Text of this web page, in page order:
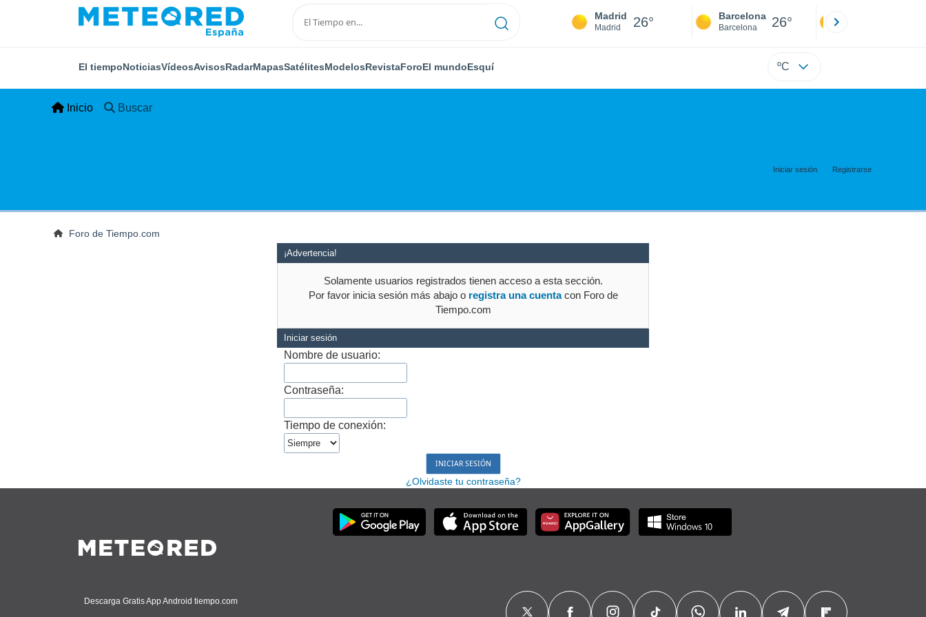
Madrid
Madrid 26° Barcelona
Barcelona 26°
El tiempoNoticiasVídeosAvisosRadarMapasSatélitesModelosRevistaForoEl mundoEsquí ºC
Inicio Buscar
Iniciar sesión Registrarse
Foro de Tiempo.com
¡Advertencia!
Solamente usuarios registrados tienen acceso a esta sección.
Por favor inicia sesión más abajo o registra una cuentacon Foro de
Tiempo.com
Iniciar sesión
Nombre de usuario:
Contraseña:
Tiempo de conexión:
¿Olvidaste tu contraseña?
Descarga Gratis App Android tiempo.com